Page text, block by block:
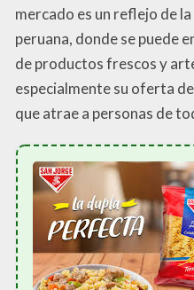
mercado es un reflejo de
peruana, donde se puede
de productos frescos y
especialmente su oferta
que atrae a personas de